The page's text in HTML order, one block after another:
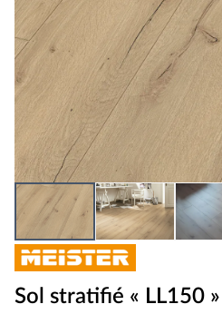
Sol stratifié « LL150